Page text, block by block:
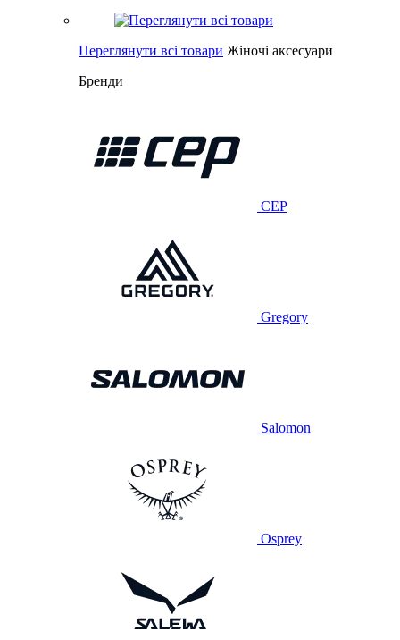
Переглянути всі товари Жіночі аксесуари
Бренди
CEP
Gregory
Salomon
Osprey